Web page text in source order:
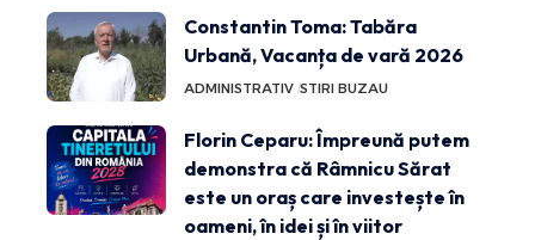
Constantin Toma: Tabăra
Urbană, Vacanța de vară 2026
ADMINISTRATIV STIRI BUZAU
Florin Ceparu: Împreună putem
demonstra că Râmnicu Sărat
este un oraș care investește în
oameni, în idei și în viitor